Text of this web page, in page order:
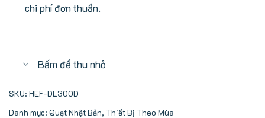
chi phí đơn thuần.
Bấm để thu nhỏ
SKU: HEF-DL300D
Danh mục: Quạt Nhật Bản, Thiết Bị Theo Mùa